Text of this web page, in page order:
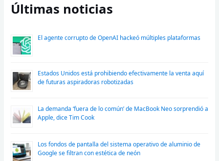
Últimas noticias
El agente corrupto de OpenAI hackeó múltiples plataformas
Estados Unidos está prohibiendo efectivamente la venta aquí
de futuras aspiradoras robotizadas
La demanda ‘fuera de lo común’ de MacBook Neo sorprendió a
Apple, dice Tim Cook
Los fondos de pantalla del sistema operativo de aluminio de
Google se filtran con estética de neón